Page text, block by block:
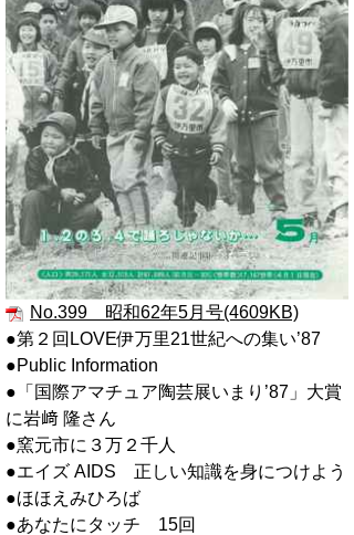
No.399 昭和62年5月号(4609KB)
●第２回LOVE伊万里21世紀への集い’87
●Public Information
●「国際アマチュア陶芸展いまり’87」大賞
に岩﨑 隆さん
●窯元市に３万２千人
●エイズ AIDS 正しい知識を身につけよう
●ほほえみひろば
●あなたにタッチ 15回